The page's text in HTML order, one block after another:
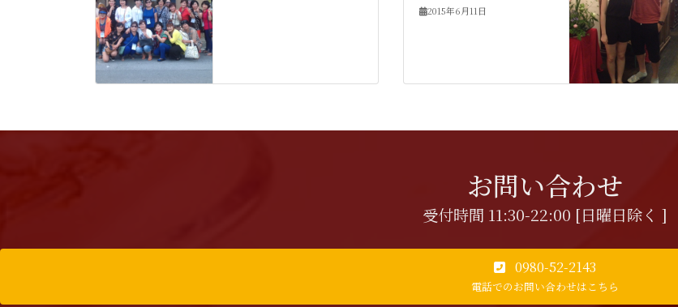
2015年6月11日
お問い合わせ
受付時間 11:30-22:00 [日曜日除く ]
0980-52-2143
電話でのお問い合わせはこちら